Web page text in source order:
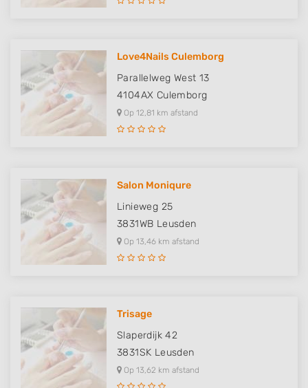
Love4Nails Culemborg
Parallelweg West 13
4104AX Culemborg
Op 12,81 km afstand
Salon Moniqure
Linieweg 25
3831WB Leusden
Op 13,46 km afstand
Trisage
Slaperdijk 42
3831SK Leusden
Op 13,62 km afstand